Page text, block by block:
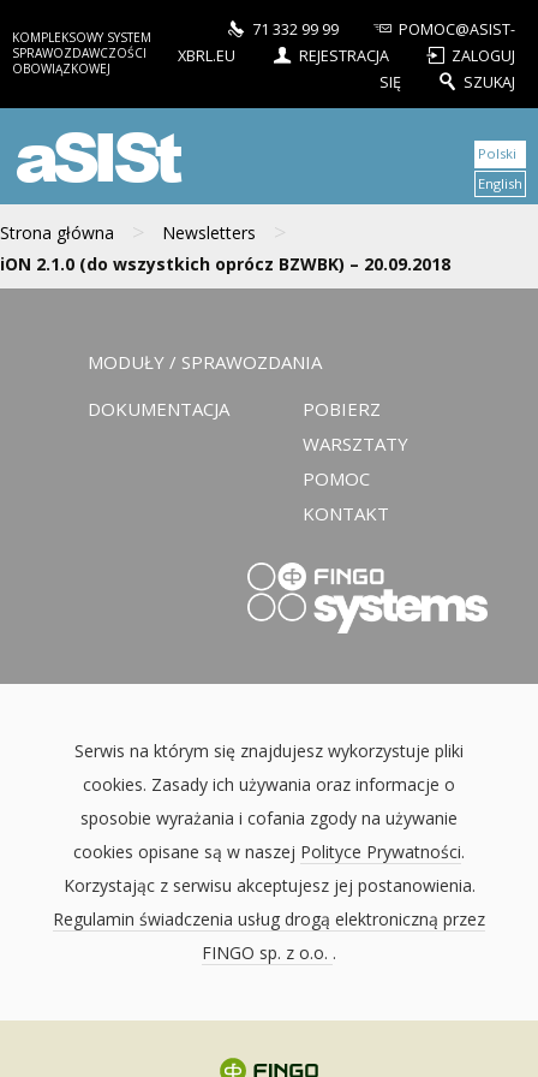
KOMPLEKSOWY SYSTEM
SPRAWOZDAWCZOŚCI
OBOWIĄZKOWEJ
71 332 99 99
POMOC@ASIST-
XBRL.EU
REJESTRACJA
ZALOGUJ
SIĘ
SZUKAJ
aSISt
Strona główna > Newsletters >
iON 2.1.0 (do wszystkich oprócz BZWBK) – 20.09.2018
Polski
English
MODUŁY / SPRAWOZDANIA
DOKUMENTACJA
POBIERZ
WARSZTATY
POMOC
KONTAKT
Serwis na którym się znajdujesz wykorzystuje pliki
cookies. Zasady ich używania oraz informacje o
sposobie wyrażania i cofania zgody na używanie
cookies opisane są w naszej Polityce Prywatności.
Korzystając z serwisu akceptujesz jej postanowienia.
Regulamin świadczenia usług drogą elektroniczną przez
FINGO sp. z o.o. .